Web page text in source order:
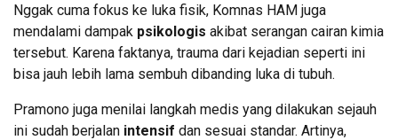
Nggak cuma fokus ke luka fisik, Komnas HAM juga
mendalami dampak psikologis akibat serangan cairan kimia
tersebut. Karena faktanya, trauma dari kejadian seperti ini
bisa jauh lebih lama sembuh dibanding luka di tubuh.
Pramono juga menilai langkah medis yang dilakukan sejauh
ini sudah berjalan intensif dan sesuai standar. Artinya,